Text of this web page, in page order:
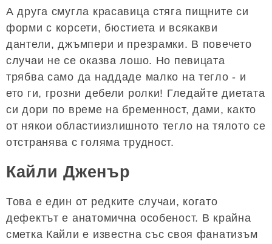
А друга смугла красавица стяга пищните си
форми с корсети, бюстиета и всякакви
дантели, джъмпери и презрамки. В повечето
случаи не се оказва лошо. Но певицата
трябва само да наддаде малко на тегло - и
ето ги, грозни дебели ролки! Гледайте диетата
си дори по време на бременност, дами, както
от някои областиизлишното тегло на тялото се
отстранява с голяма трудност.
Кайли Дженър
Това е един от редките случаи, когато
дефектът е анатомична особеност. В крайна
сметка Кайли е известна със своя фанатизъм